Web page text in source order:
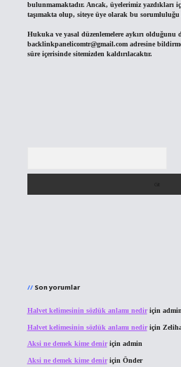
bulunmamaktadır. Ancak, üyelerimiz yazdıkları
taşımakta olup, siteye üye olarak bu sorumluluğu
Hukuka ve yasal düzenlemelere aykırı
backlinkpanelicomtr@gmail.comadresine
süre içerisinde sitemizden kaldırılacaktır.
Son yorumlar
Halvet kelimesinin sözlük anlamı nediriçin admin
Halvet kelimesinin sözlük anlamı nediriçin
Aksi ne demek kime deniriçin admin
Aksi ne demek kime deniriçin Önder